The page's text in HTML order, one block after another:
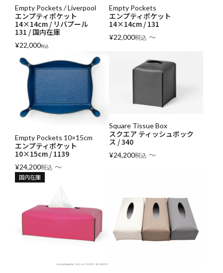
Empty Pockets / Liverpool
エンプティポケット
14×14cm / リバプール
131 / 国内在庫
¥22,000税込
Empty Pockets
エンプティポケット
14×14cm / 131
¥22,000税込 〜
Empty Pockets 10×15cm
エンプティポケット
10×15cm / 1139
¥24,200税込 〜
Square Tissue Box
スクエア ティッシュボック
ス / 340
¥24,200税込 〜
国内在庫